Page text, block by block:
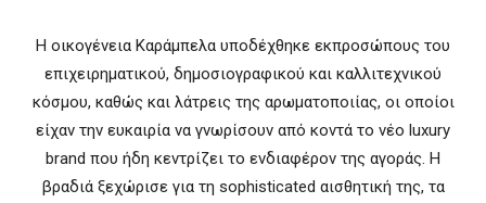
Η οικογένεια Καράμπελα υποδέχθηκε εκπροσώπους του
επιχειρηματικού, δημοσιογραφικού και καλλιτεχνικού
κόσμου, καθώς και λάτρεις της αρωματοποιίας, οι οποίοι
είχαν την ευκαιρία να γνωρίσουν από κοντά το νέο luxury
brand που ήδη κεντρίζει το ενδιαφέρον της αγοράς. Η
βραδιά ξεχώρισε για τη sophisticated αισθητική της, τα